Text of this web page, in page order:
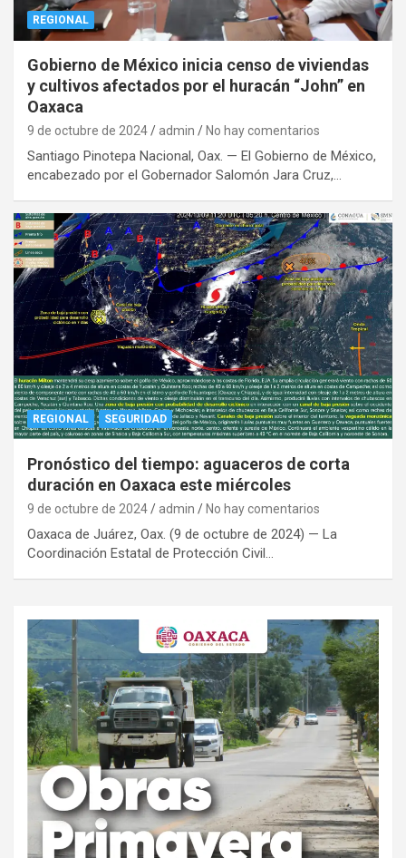
REGIONAL
Gobierno de México inicia censo de viviendas
y cultivos afectados por el huracán “John” en
Oaxaca
9 de octubre de 2024 admin No hay comentarios
Santiago Pinotepa Nacional, Oax. — El Gobierno de México,
encabezado por el Gobernador Salomón Jara Cruz,…
REGIONAL SEGURIDAD
Pronóstico del tiempo: aguaceros de corta
duración en Oaxaca este miércoles
9 de octubre de 2024 admin No hay comentarios
Oaxaca de Juárez, Oax. (9 de octubre de 2024) — La
Coordinación Estatal de Protección Civil…